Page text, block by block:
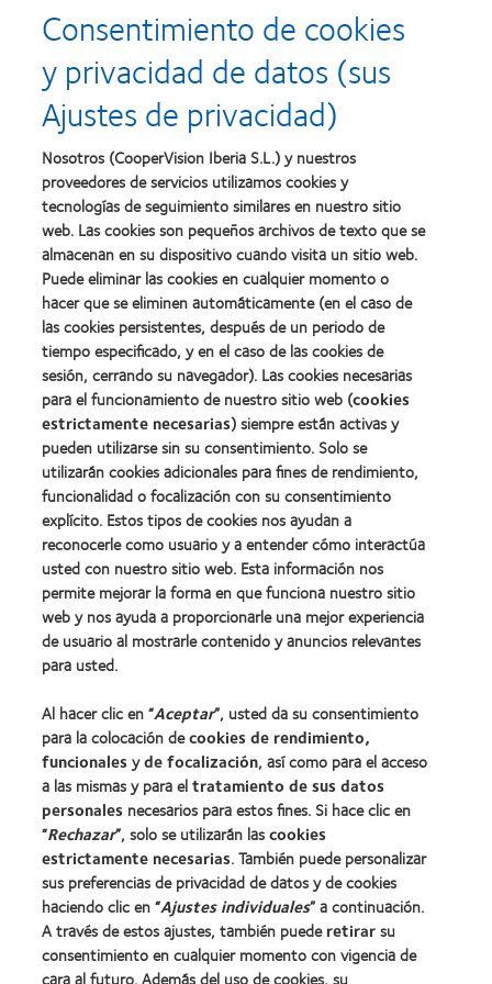
con
MyDay™
el
desarrollo
del
liderazgo
about
2011:
Premios
a
mejor
(2011)
about
2011:
Premio
a
salud
Learn
about
2012:
Premio
Manufacturing
Leadership
100
(ML
100)
(2012)
Learn
more
about
2012
Premio
internacional
REBRAND
100®
(2012)
Learn
more
about
Premio
de
la
Industria
de
la
BCLA
Nuestros productos
Encuentre su lente
Tecnología para lentes de contacto
Lentes de contacto y visión
Usuario experimentado
Blog
Sobre nosotros
Carreras
Noticias
Contacto
Consentimiento de cookies
y privacidad de datos (sus
Ajustes de privacidad)
Nosotros (CooperVision Iberia S.L.) y nuestros
proveedores de servicios utilizamos cookies y
tecnologías de seguimiento similares en nuestro sitio
web. Las cookies son pequeños archivos de texto que se
almacenan en su dispositivo cuando visita un sitio web.
Puede eliminar las cookies en cualquier momento o
hacer que se eliminen automáticamente (en el caso de
las cookies persistentes, después de un periodo de
tiempo especificado, y en el caso de las cookies de
sesión, cerrando su navegador). Las cookies necesarias
para el funcionamiento de nuestro sitio web (cookies
estrictamente necesarias) siempre están activas y
pueden utilizarse sin su consentimiento. Solo se
utilizarán cookies adicionales para fines de rendimiento,
funcionalidad o focalización con su consentimiento
explícito. Estos tipos de cookies nos ayudan a
reconocerle como usuario y a entender cómo interactúa
usted con nuestro sitio web. Esta información nos
permite mejorar la forma en que funciona nuestro sitio
web y nos ayuda a proporcionarle una mejor experiencia
de usuario al mostrarle contenido y anuncios relevantes
para usted.
Al hacer clic en “Aceptar”, usted da su consentimiento
para la colocación decookies de rendimiento,
funcionalesyde focalización, así como para el acceso
a las mismas y para eltratamiento de sus datos
personales necesarios para estos fines. Si hace clic en
“Rechazar”, solo se utilizarán lascookies
estrictamente necesarias. También puede personalizar
sus preferencias de privacidad de datos y de cookies
haciendo clic en “Ajustes individuales” a continuación.
A través de estos ajustes, también puederetirarsu
consentimiento en cualquier momento con vigencia de
cara al futuro. Además del uso de cookies, su